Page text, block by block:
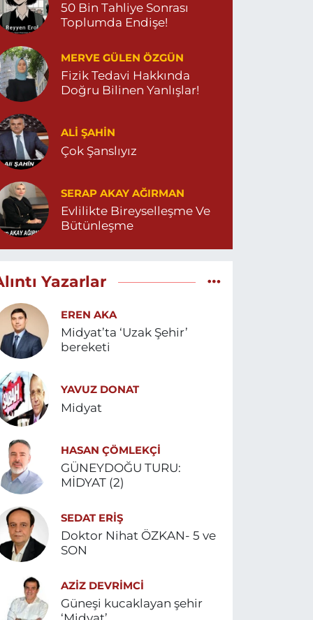
50 Bin Tahliye Sonrası
Toplumda Endişe!
MERVE GÜLEN ÖZGÜN
Fizik Tedavi Hakkında
Doğru Bilinen Yanlışlar!
ALI ŞAHİN
Çok Şanslıyız
SERAP AKAY AĞIRMAN
Evlilikte Bireyselleşme Ve
Bütünleşme
Yazarlar
EREN AKA
Midyat’ta ‘Uzak Şehir’
bereketi
YAVUZ DONAT
Midyat
HASAN ÇÖMLEKÇİ
GÜNEYDOĞU TURU:
MİDYAT (2)
SEDAT ERİŞ
Doktor Nihat ÖZKAN- 5 ve
SON
AZIZ DEVRIMCI
Güneşi kucaklayan şehir